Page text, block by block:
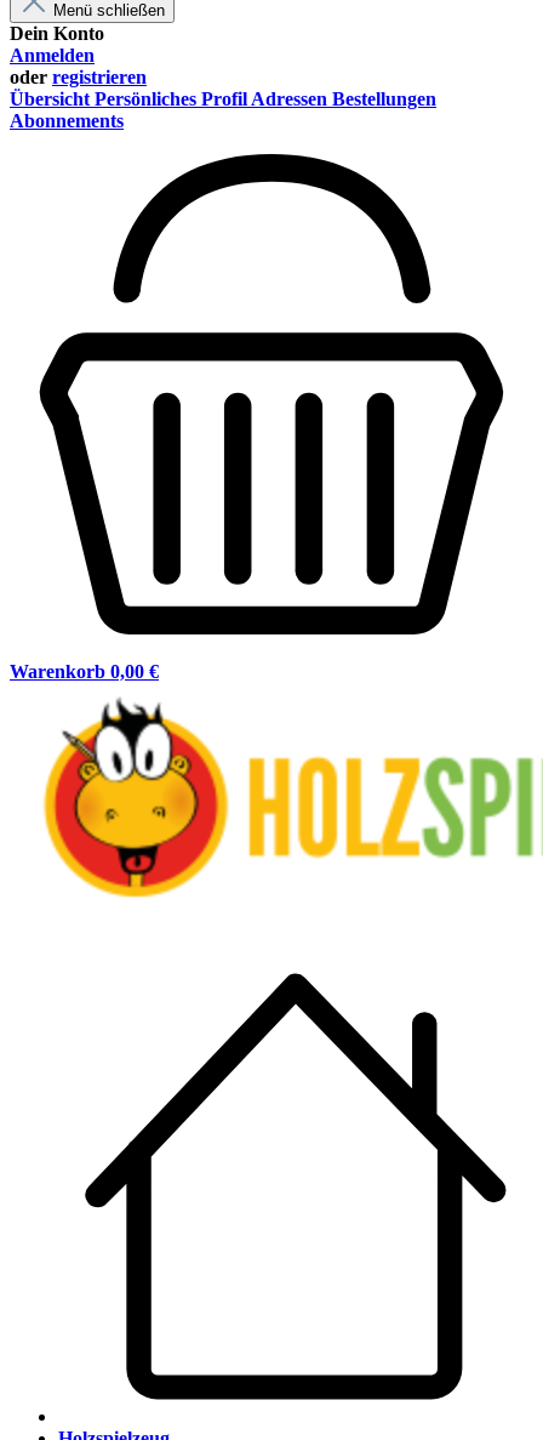
Menü schließen
Dein Konto
Anmelden
oder registrieren
Übersicht Persönliches Profil Adressen Bestellungen
Abonnements
Warenkorb 0,00 €